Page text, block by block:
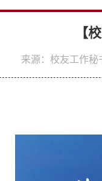
【
来源：校友工作秘